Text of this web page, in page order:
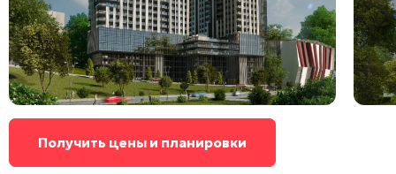
Получить цены и планировки